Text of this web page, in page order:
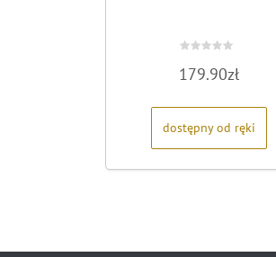
0
na
179.90zł
dostępny od ręki